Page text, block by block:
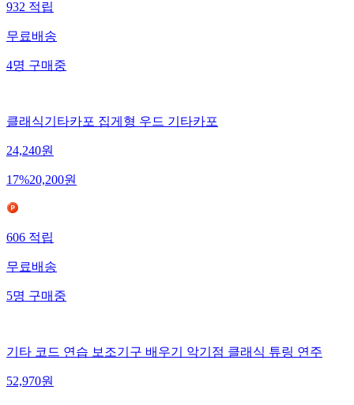
932적립
무료배송
4명구매중
클래식기타카포 집게형 우드 기타카포
24,240원
17%20,200원
606적립
무료배송
5명구매중
기타 코드 연습 보조기구 배우기 악기점 클래식 튜링 연주
52,970원